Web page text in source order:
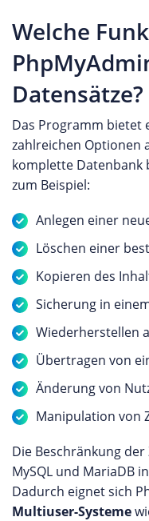
Welche
Datensätze?
Das Programm bietet
zahlreichen Optionen
komplette Datenbank
zum Beispiel:
Anlegen einer
Löschen einer
Kopieren des
Sicherung in
Wiederherstellen
Übertragen von
Änderung von
Manipulation von
Die Beschränkung
MySQL und MariaDB
Dadurch eignet sich
Multiuser-Systeme